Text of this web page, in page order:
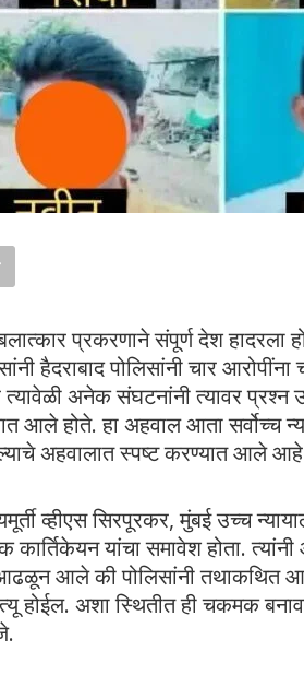
प्रकरणाने संपूर्ण देश हादरला
हैदराबाद पोलिसांनी चार
त्यावेळी अनेक संघटनांनी त्यावर
आले होते. हा अहवाल आता सर्वोच्च
अहवालात स्पष्ट करण्यात आले
व्हीएस सिरपूरकर, मुंबई उच्च
यांचा समावेश होता.
आले की पोलिसांनी तथाकथित
होईल. अशा स्थितीत ही चकमक